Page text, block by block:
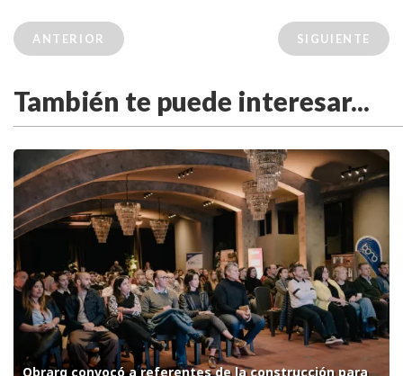
ANTERIOR SIGUIENTE
También te puede interesar...
Obrarq convocó a referentes de la construcción para